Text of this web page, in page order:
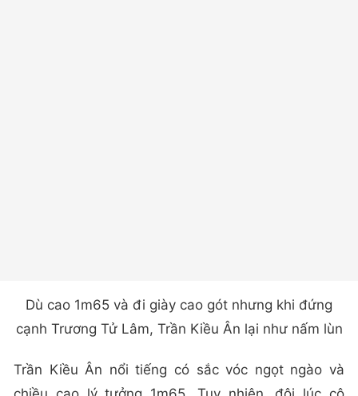
Dù cao 1m65 và đi giày cao gót nhưng khi đứng
cạnh Trương Tử Lâm, Trần Kiều Ân lại như nấm lùn
Trần Kiều Ân nổi tiếng có sắc vóc ngọt ngào và